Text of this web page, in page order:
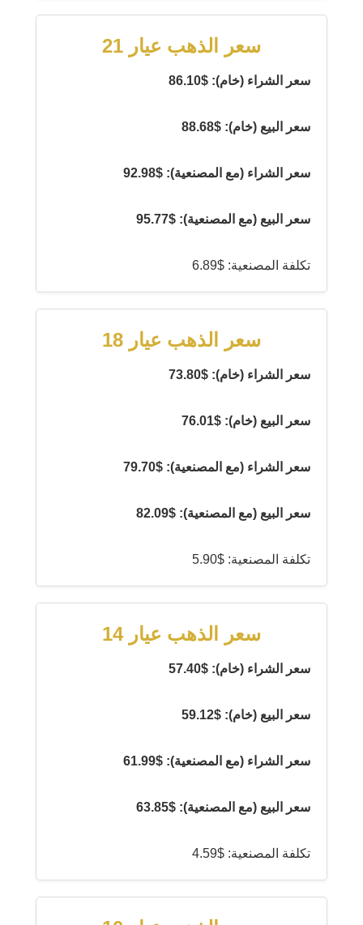
سعر الذهب عيار 21
سعر الشراء (خام): $86.10
سعر البيع (خام): $88.68
سعر الشراء (مع المصنعية): $92.98
سعر البيع (مع المصنعية): $95.77
تكلفة المصنعية: $6.89
سعر الذهب عيار 18
سعر الشراء (خام): $73.80
سعر البيع (خام): $76.01
سعر الشراء (مع المصنعية): $79.70
سعر البيع (مع المصنعية): $82.09
تكلفة المصنعية: $5.90
سعر الذهب عيار 14
سعر الشراء (خام): $57.40
سعر البيع (خام): $59.12
سعر الشراء (مع المصنعية): $61.99
سعر البيع (مع المصنعية): $63.85
تكلفة المصنعية: $4.59